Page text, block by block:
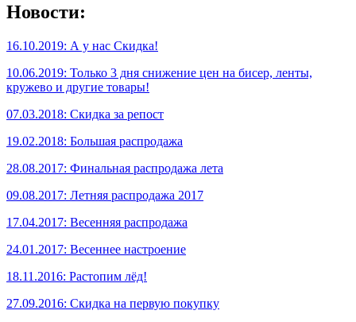
Новости:
16.10.2019: А у нас Скидка!
10.06.2019: Только 3 дня снижение цен на бисер, ленты,
кружево и другие товары!
07.03.2018: Скидка за репост
19.02.2018: Большая распродажа
28.08.2017: Финальная распродажа лета
09.08.2017: Летняя распродажа 2017
17.04.2017: Весенняя распродажа
24.01.2017: Весеннее настроение
18.11.2016: Растопим лёд!
27.09.2016: Скидка на первую покупку